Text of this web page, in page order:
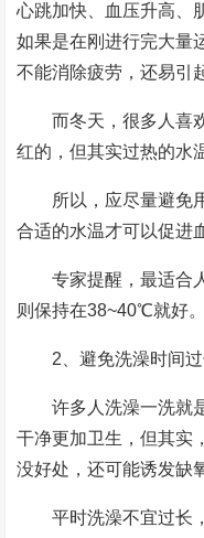
心跳加快、血压升高、
如果是在刚进行完大量
不能消除疲劳，还易引
而冬天，很多人喜
红的，但其实过热的水
所以，应尽量避免
合适的水温才可以促进
专家提醒，最适合
则保持在38~40℃就好。
2、避免洗澡时间
许多人洗澡一洗就
干净更加卫生，但其实
没好处，还可能诱发缺
平时洗澡不宜过长